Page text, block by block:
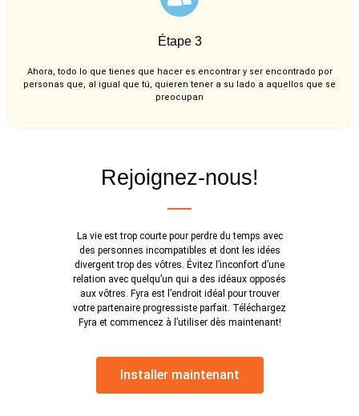
Étape 3
Ahora, todo lo que tienes que hacer es encontrar y ser encontrado por
personas que, al igual que tú, quieren tener a su lado a aquellos que se
preocupan
Rejoignez-nous!
La vie est trop courte pour perdre du temps avec
des personnes incompatibles et dont les idées
divergent trop des vôtres. Évitez l’inconfort d’une
relation avec quelqu’un qui a des idéaux opposés
aux vôtres. Fyra est l’endroit idéal pour trouver
votre partenaire progressiste parfait. Téléchargez
Fyra et commencez à l’utiliser dès maintenant!
Installer maintenant